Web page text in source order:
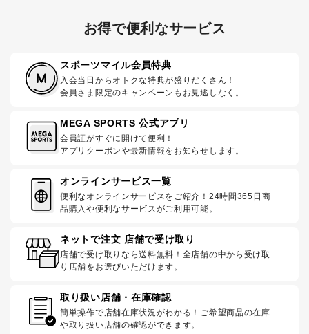
お得で便利なサービス
スポーツマイル会員特典
入会当日からオトクな特典が盛りだくさん！
会員さま限定のキャンペーンもお見逃しなく。
MEGA SPORTS 公式アプリ
会員証がすぐに開けて便利！
アプリクーポンや最新情報をお知らせします。
オンラインサービス一覧
便利なオンラインサービスをご紹介！24時間365日商
品購入や便利なサービスがご利用可能。
ネットで注文 店舗で受け取り
店舗で受け取りなら送料無料！全店舗の中から受け取
り店舗をお選びいただけます。
取り扱い店舗・在庫確認
簡単操作で店舗在庫状況がわかる！ご希望商品の在庫
や取り扱い店舗の確認ができます。